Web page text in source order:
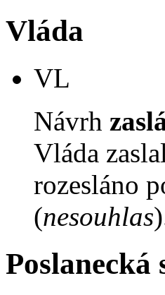
Vláda
VL
Návrh
Vláda
rozesláno
(nesouhlas
Poslanecká